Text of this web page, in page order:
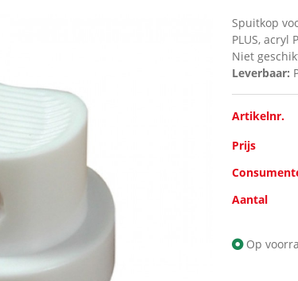
Spuitkop
PLUS, acryl
Niet
Leverbaar:
Artikelnr.
Prijs
Aantal
Op